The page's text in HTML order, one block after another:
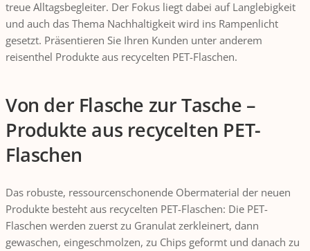
treue Alltagsbegleiter. Der Fokus liegt dabei auf Langlebigkeit
und auch das Thema Nachhaltigkeit wird ins Rampenlicht
gesetzt. Präsentieren Sie Ihren Kunden unter anderem
reisenthel Produkte aus recycelten PET-Flaschen.
Von der Flasche zur Tasche –
Produkte aus recycelten PET-
Flaschen
Das robuste, ressourcenschonende Obermaterial der neuen
Produkte besteht aus recycelten PET-Flaschen: Die PET-
Flaschen werden zuerst zu Granulat zerkleinert, dann
gewaschen, eingeschmolzen, zu Chips geformt und danach zu